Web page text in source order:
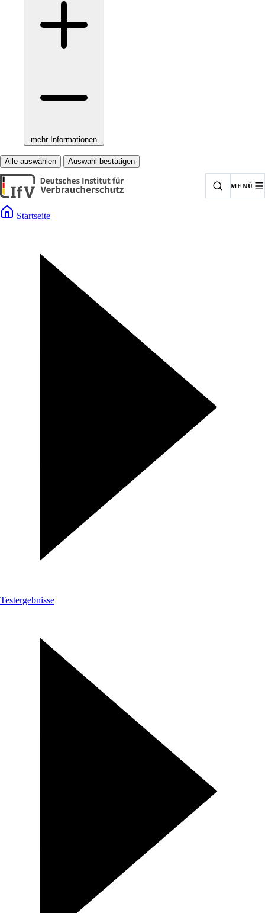
mehr Informationen
Alle auswählen Auswahl bestätigen
MENÜ
Startseite
Testergebnisse